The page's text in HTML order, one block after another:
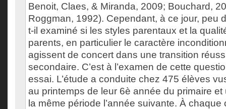
Benoit, Claes, & Miranda, 2009; Bouchard,
Roggman, 1992). Cependant, à ce jour, peu
t-il examiné si les styles parentaux et la
parents, en particulier le caractère
agissent de concert dans une transition
secondaire. C’est à l’examen de cette
essai. L’étude a conduite chez 475 élèves
au printemps de leur 6è année du primaire
la même période l’année suivante. À